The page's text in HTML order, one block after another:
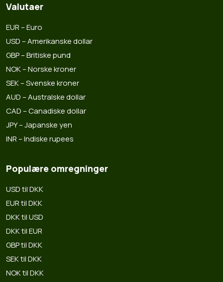
Valutaer
EUR – Euro
USD – Amerikanske dollar
GBP – Britiske pund
NOK – Norske kroner
SEK – Svenske kroner
AUD – Australske dollar
CAD – Canadiske dollar
JPY – Japanske yen
INR – Indiske rupees
Populære omregninger
USD til DKK
EUR til DKK
DKK til USD
DKK til EUR
GBP til DKK
SEK til DKK
NOK til DKK